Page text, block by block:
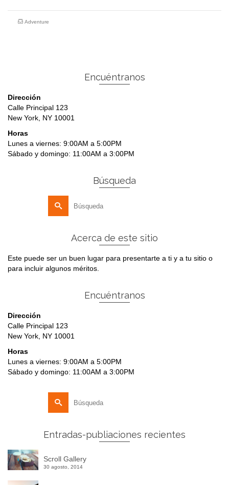
Adventure
Encuéntranos
Dirección
Calle Principal 123
New York, NY 10001
Horas
Lunes a viernes: 9:00AM a 5:00PM
Sábado y domingo: 11:00AM a 3:00PM
Búsqueda
por:
Acerca de este sitio
Este puede ser un buen lugar para presentarte a ti y a tu sitio o
para incluir algunos méritos.
Encuéntranos
Dirección
Calle Principal 123
New York, NY 10001
Horas
Lunes a viernes: 9:00AM a 5:00PM
Sábado y domingo: 11:00AM a 3:00PM
por:
Entradas-publiaciones recientes
Scroll Gallery
30 agosto, 2014